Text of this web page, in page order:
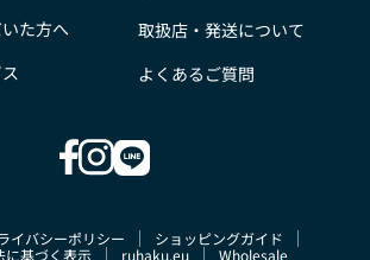
人以外の第三者の会員登録をした場
名処分を受けたことがある場合など、
会員であっても前述のいずれかである
用、商用することを禁止します
た方へ
取扱店・発送について
よくあるご質問
イバシーポリシー
ショッピングガイド
に基づく表示
ruhaku.eu Wholesale